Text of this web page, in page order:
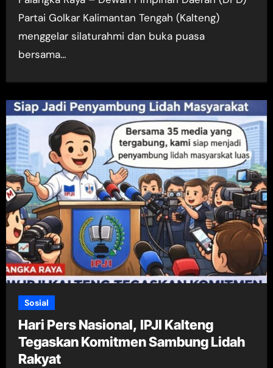
Partai Golkar Kalimantan Tengah (Kalteng)
menggelar silaturahmi dan buka puasa
bersama…
Sosial
Hari Pers Nasional, IPJI Kalteng
Tegaskan Komitmen Sambung Lidah
Rakyat